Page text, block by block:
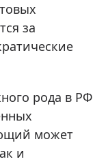
за
рода в РФ
может
и